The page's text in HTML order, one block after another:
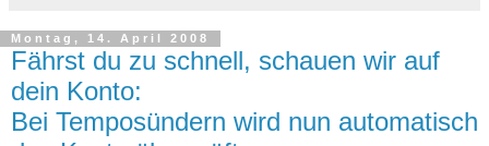
Montag, 14. April 2008
Fährst du zu schnell, schauen wir auf
dein Konto:
Bei Temposündern wird nun automatisch